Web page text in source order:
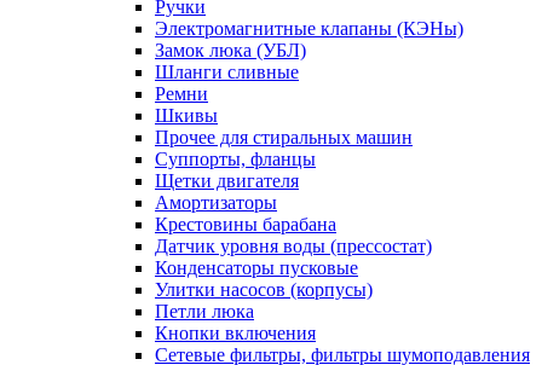
Ручки
Электромагнитные клапаны (КЭНы)
Замок люка (УБЛ)
Шланги сливные
Ремни
Шкивы
Прочее для стиральных машин
Суппорты, фланцы
Щетки двигателя
Амортизаторы
Крестовины барабана
Датчик уровня воды (прессостат)
Конденсаторы пусковые
Улитки насосов (корпусы)
Петли люка
Кнопки включения
Сетевые фильтры, фильтры шумоподавления